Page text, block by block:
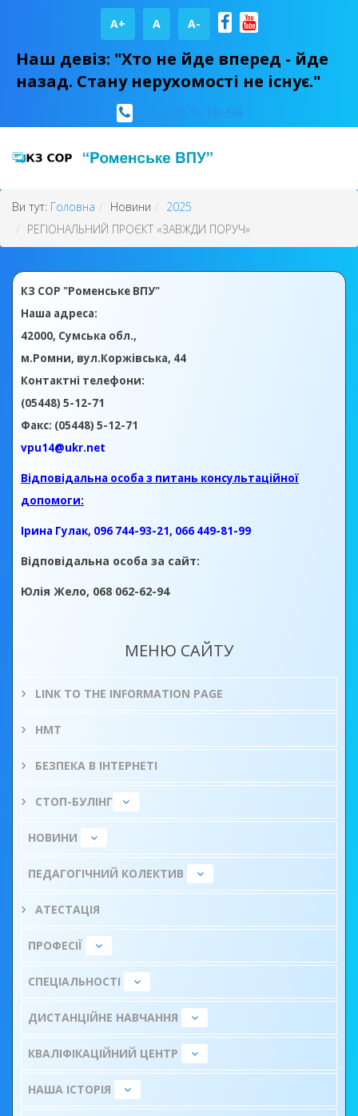
A+ А A-
Наш девіз: "Хто не йде вперед - йде
назад. Стану нерухомості не існує."
Ви тут: Головна Новини
2025
РЕГІОНАЛЬНИЙ ПРОЄКТ «ЗАВЖДИ ПОРУЧ»
КЗ СОР "Роменське ВПУ"
Наша адреса:
42000, Сумська обл.,
м.Ромни, вул.Коржівська, 44
Контактні телефони:
(05448) 5-12-71
Факс: (05448) 5-12-71
vpu14@ukr.net
Відповідальна особа з питань консультаційної
допомоги:
Ірина Гулак, 096 744-93-21, 066 449-81-99
Відповідальна особа за сайт:
Юлія Жело, 068 062-62-94
МЕНЮ САЙТУ
LINK TO THE INFORMATION PAGE
НМТ
БЕЗПЕКА В ІНТЕРНЕТІ
СТОП-БУЛІНГ
НОВИНИ
ПЕДАГОГІЧНИЙ КОЛЕКТИВ
АТЕСТАЦІЯ
ПРОФЕСІЇ
СПЕЦІАЛЬНОСТІ
ДИСТАНЦІЙНЕ НАВЧАННЯ
КВАЛІФІКАЦІЙНИЙ ЦЕНТР
НАША ІСТОРІЯ